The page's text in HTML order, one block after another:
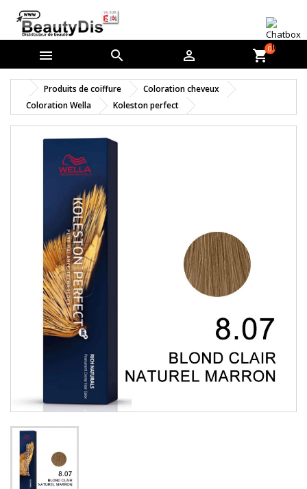
   shopping_cart0
Produits de coiffure
Coloration cheveux
Coloration Wella
Koleston perfect